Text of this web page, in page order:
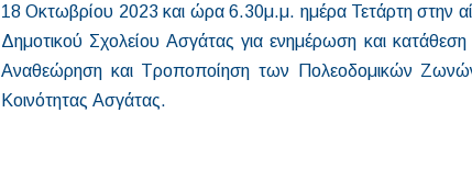
18 Οκτωβρίου 2023 και ώρα 6.30μ.μ. ημέρα Τετάρτη στην
Δημοτικού Σχολείου Ασγάτας για ενημέρωση και
Αναθεώρηση και Τροποποίηση των Πολεοδομικών
Κοινότητας Ασγάτας.